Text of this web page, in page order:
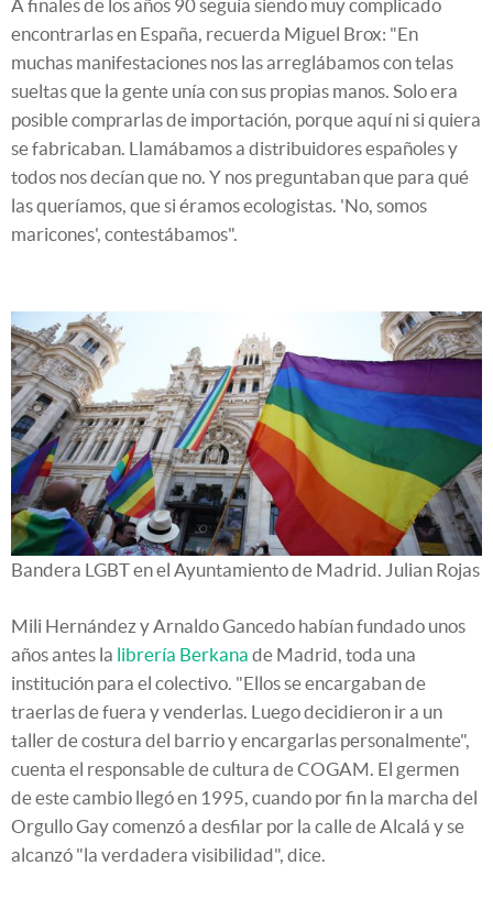
A finales de los años 90 seguía siendo muy complicado
encontrarlas en España, recuerda Miguel Brox: "En
muchas manifestaciones nos las arreglábamos con telas
sueltas que la gente unía con sus propias manos. Solo era
posible comprarlas de importación, porque aquí ni si quiera
se fabricaban. Llamábamos a distribuidores españoles y
todos nos decían que no. Y nos preguntaban que para qué
las queríamos, que si éramos ecologistas. 'No, somos
maricones', contestábamos".
Bandera LGBT en el Ayuntamiento de Madrid. Julian Rojas
Mili Hernández y Arnaldo Gancedo habían fundado unos
años antes la librería Berkana de Madrid, toda una
institución para el colectivo. "Ellos se encargaban de
traerlas de fuera y venderlas. Luego decidieron ir a un
taller de costura del barrio y encargarlas personalmente",
cuenta el responsable de cultura de COGAM. El germen
de este cambio llegó en 1995, cuando por fin la marcha del
Orgullo Gay comenzó a desfilar por la calle de Alcalá y se
alcanzó "la verdadera visibilidad", dice.